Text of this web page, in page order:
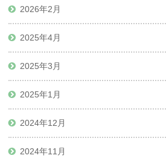
2026年2月
2025年4月
2025年3月
2025年1月
2024年12月
2024年11月